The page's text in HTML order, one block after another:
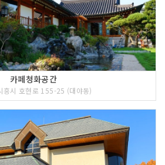
카페청화공간
흥시 호현로 155-25 (대야동)